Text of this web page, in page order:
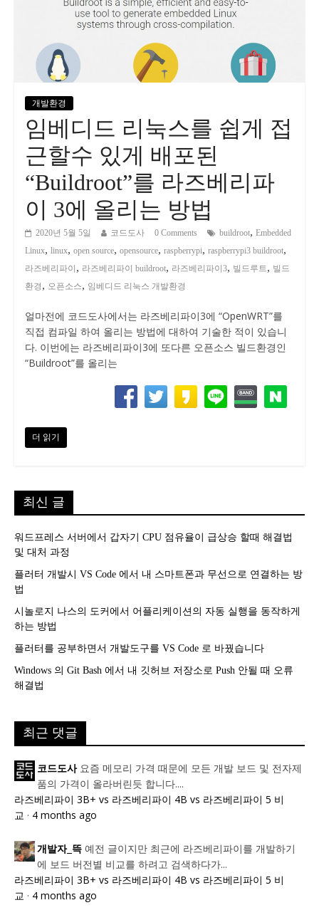
개발환경
임베디드 리눅스를 쉽게 접
근할수 있게 배포된
“Buildroot”를 라즈베리파
이 3에 올리는 방법
2020년 5월 5일 코드도사 0 Comments buildroot, Embedded
Linux, linux, open source, opensource, raspberrypi, raspberrypi3 buildroot,
라즈베리파이 , 라즈베리파이 buildroot, 라즈베리파이3, 빌드루트, 빌드
환경 , 오픈소스, 임베디드 리눅스 개발환경
얼마전에 코드도사에서는 라즈베리파이3에 “OpenWRT”를
직접 컴파일 하여 올리는 방법에 대하여 기술한 적이 있습니
다. 이번에는 라즈베리파이3에 또다른 오픈소스 빌드환경인
“Buildroot”를 올리는
더 읽기
최신 글
워드프레스 서버에서 갑자기 CPU 점유율이 급상승 할때 해결법
및 대처 과정
플러터 개발시 VS Code 에서 내 스마트폰과 무선으로 연결하는 방
법
시놀로지 나스의 도커에서 어플리케이션의 자동 실행을 동작하게
하는 방법
플러터를 공부하면서 개발도구를 VS Code 로 바꿨습니다
Windows 의 Git Bash 에서 내 깃허브 저장소로 Push 안될 때 오류
해결법
최근 댓글
코드도사 요즘 메모리 가격 때문에 모든 개발 보드 및 전자제
품의 가격이 올라버린듯 합니다....
라즈베리파이 3B+ vs 라즈베리파이 4B vs 라즈베리파이 5 비
교 · 4 months ago
개발자_뜩 예전 글이지만 최근에 라즈베리파이를 개발하기
에 보드 버전별 비교를 하려고 검색하다가...
라즈베리파이 3B+ vs 라즈베리파이 4B vs 라즈베리파이 5 비
교 · 4 months ago